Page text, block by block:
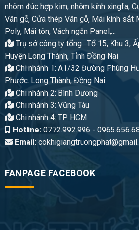
nhôm đúc hợp kim, nhôm kính xingfa,
Vân gỗ, Cửa thép Vân gỗ, Mái kính sắt
Poly, Mái tôn, Vách ngăn Panel,…
Trụ sở công ty tổng : Tổ 15, Khu 3,
Huyện Long Thành, Tỉnh Đồng Nai
Chi nhánh 1: A1/32 Đường Phùng
Phước, Long Thành, Đồng Nai
Chi nhánh 2: Bình Dương
Chi nhánh 3: Vũng Tàu
Chi nhánh 4: TP HCM
Hotline:0772.992.996 -
Email:
FANPAGE FACEBOOK